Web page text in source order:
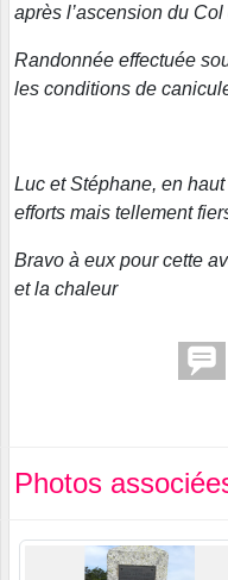
après l’ascension du
Randonnée effectuée
les conditions de
Luc et Stéphane, en
efforts mais tellement
Bravo à eux pour cette
et la chaleur
Photos